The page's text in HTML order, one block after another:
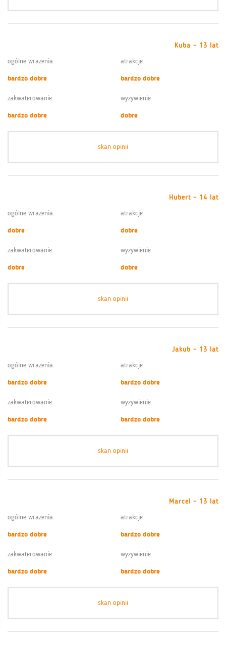
Kuba - 13 lat
ogólne wrażenia
bardzo dobre
atrakcje
bardzo dobre
zakwaterowanie
bardzo dobre
wyżywienie
dobre
skan opinii
Hubert - 14 lat
ogólne wrażenia
dobre
atrakcje
dobre
zakwaterowanie
dobre
wyżywienie
dobre
skan opinii
Jakub - 13 lat
ogólne wrażenia
bardzo dobre
atrakcje
bardzo dobre
zakwaterowanie
bardzo dobre
wyżywienie
bardzo dobre
skan opinii
Marcel - 13 lat
ogólne wrażenia
bardzo dobre
atrakcje
bardzo dobre
zakwaterowanie
bardzo dobre
wyżywienie
bardzo dobre
skan opinii